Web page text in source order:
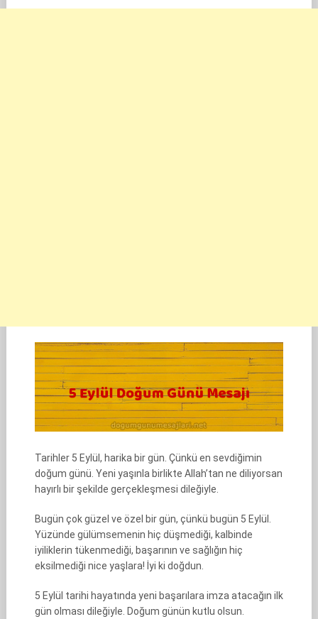
Tarihler 5 Eylül, harika bir gün. Çünkü en sevdiğimin
doğum günü. Yeni yaşınla birlikte Allah’tan ne diliyorsan
hayırlı bir şekilde gerçekleşmesi dileğiyle.
Bugün çok güzel ve özel bir gün, çünkü bugün 5 Eylül.
Yüzünde gülümsemenin hiç düşmediği, kalbinde
iyiliklerin tükenmediği, başarının ve sağlığın hiç
eksilmediği nice yaşlara! İyi ki doğdun.
5 Eylül tarihi hayatında yeni başarılara imza atacağın ilk
gün olması dileğiyle. Doğum günün kutlu olsun.